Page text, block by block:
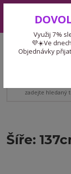
7. – 9. 8. 2026
Expedice 775 866
Po-Čt 9-15:30 Pá 9-
Šíře:
Využij 7%
💜☀️Ve
Objednávky